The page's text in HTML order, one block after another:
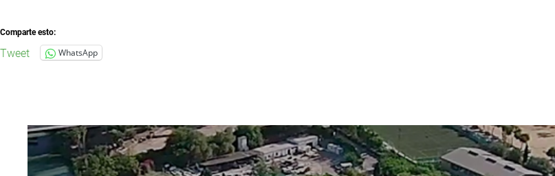
Comparte esto:
Tweet WhatsApp